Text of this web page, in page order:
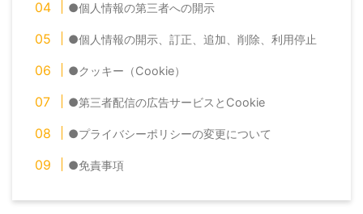
●個人情報の第三者への開示
●個人情報の開示、訂正、追加、削除、利用停止
●クッキー（Cookie）
●第三者配信の広告サービスとCookie
●プライバシーポリシーの変更について
●免責事項